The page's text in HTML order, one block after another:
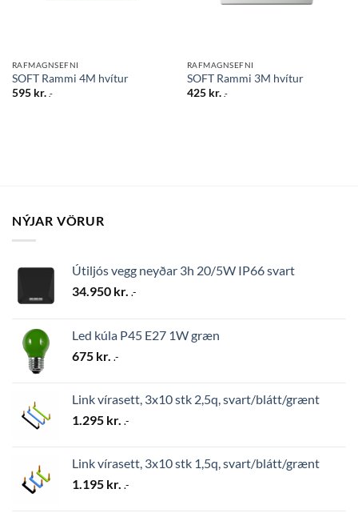
RAFMAGNSEFNI
SOFT Rammi 4M hvítur
595 kr. .-
RAFMAGNSEFNI
SOFT Rammi 3M hvítur
425 kr. .-
NÝJAR VÖRUR
Útiljós vegg neyðar 3h 20/5W IP66 svart
34.950 kr. .-
Led kúla P45 E27 1W græn
675 kr. .-
Link vírasett, 3x10 stk 2,5q, svart/blátt/grænt
1.295 kr. .-
Link vírasett, 3x10 stk 1,5q, svart/blátt/grænt
1.195 kr. .-